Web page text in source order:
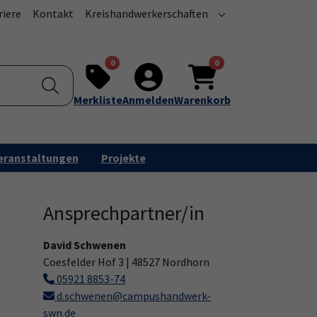
for "Über uns"
Kontakt Kreishandwerkerschaften Submenu for
0
MerklisteAnmelden
0
Warenkorb
Projekte
Ansprechpartner/in
David Schwenen
Coesfelder Hof 3 | 48527 Nordhorn
05921 8853-74
d.schwenen@campushandwerk-
swn.de